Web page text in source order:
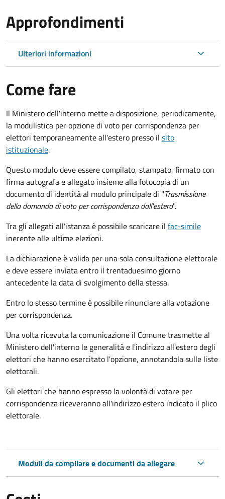
Approfondimenti
Ulteriori informazioni
Come fare
Il Ministero dell'interno mette a disposizione, periodicamente,
la modulistica per opzione di voto per corrispondenza per
elettori temporaneamente all'estero presso il sito
istituzionale.
Questo modulo deve essere compilato, stampato, firmato con
firma autografa e allegato insieme alla fotocopia di un
documento di identità al modulo principale di "Trasmissione
della domanda di voto per corrispondenza dall'estero".
Tra gli allegati all'istanza è possibile scaricare il fac-simile
inerente alle ultime elezioni.
La dichiarazione è valida per una sola consultazione elettorale
e deve essere inviata entro il trentaduesimo giorno
antecedente la data di svolgimento della stessa.
Entro lo stesso termine è possibile rinunciare alla votazione
per corrispondenza.
Una volta ricevuta la comunicazione il Comune trasmette al
Ministero dell'interno le generalità e l'indirizzo all'estero degli
elettori che hanno esercitato l'opzione, annotandola sulle liste
elettorali.
Gli elettori che hanno espresso la volontà di votare per
corrispondenza riceveranno all'indirizzo estero indicato il plico
elettorale.
Moduli da compilare e documenti da allegare